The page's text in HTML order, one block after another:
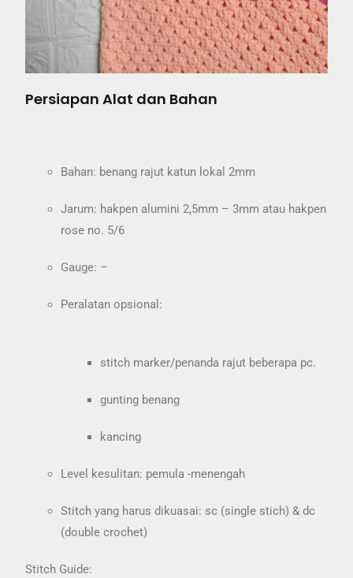
Persiapan Alat dan Bahan
Bahan: benang rajut katun lokal 2mm
Jarum: hakpen alumini 2,5mm – 3mm atau hakpen
rose no. 5/6
Gauge: –
Peralatan opsional:
stitch marker/penanda rajut beberapa pc.
gunting benang
kancing
Level kesulitan: pemula -menengah
Stitch yang harus dikuasai: sc (single stich) & dc
(double crochet)
Stitch Guide: